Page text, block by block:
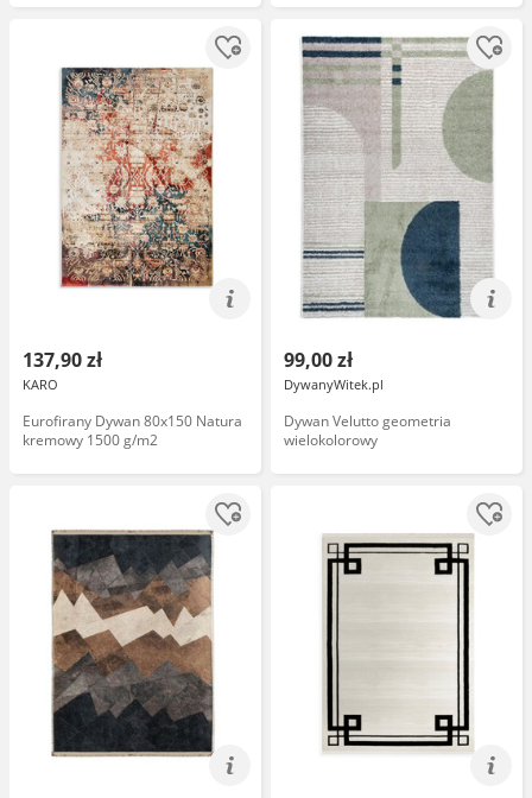
137,90 zł
KARO
Eurofirany Dywan 80x150 Natura
kremowy 1500 g/m2
99,00 zł
DywanyWitek.pl
Dywan Velutto geometria
wielokolorowy